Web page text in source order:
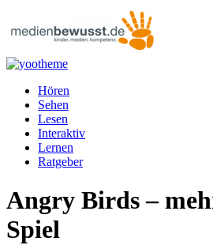
Hören
Sehen
Lesen
Interaktiv
Lernen
Ratgeber
Angry Birds –
Spiel